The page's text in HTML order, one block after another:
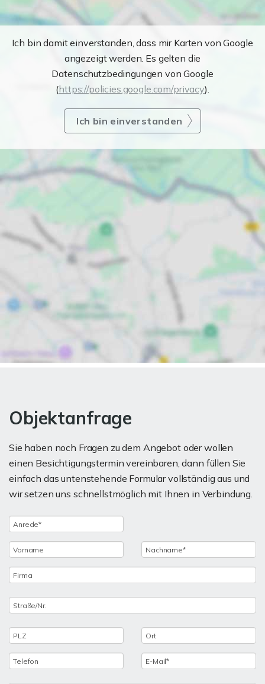
Ich bin damit einverstanden, dass mir Karten von Google
angezeigt werden. Es gelten die
Datenschutzbedingungen von Google
(https://policies.google.com/privacy).
Ich bin einverstanden
Objektanfrage
Sie haben noch Fragen zu dem Angebot oder wollen
einen Besichtigungstermin vereinbaren, dann füllen Sie
einfach das untenstehende Formular vollständig aus und
wir setzen uns schnellstmöglich mit Ihnen in Verbindung.